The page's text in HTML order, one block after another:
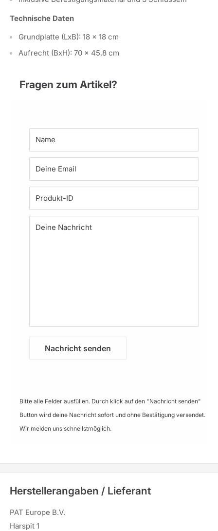
Technische Daten
Grundplatte (LxB): 18 x 18 cm
Aufrecht (BxH): 70 x 45,8 cm
Fragen zum Artikel?
Name
Deine Email
Produkt-ID
Deine Nachricht
Nachricht senden
Bitte alle Felder ausfüllen. Durch klick auf den "Nachricht senden"
Button wird deine Nachricht sofort und ohne Bestätigung versendet.
Wir melden uns schnellstmöglich.
Herstellerangaben / Lieferant
PAT Europe B.V.
Harspit 1